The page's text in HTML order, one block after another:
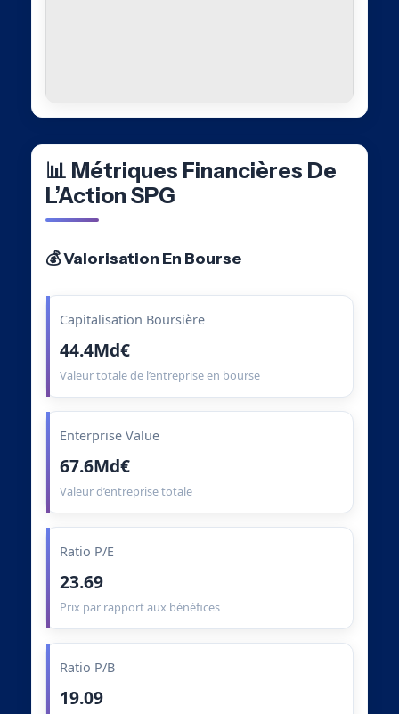
📊 Métriques Financières De
L’Action SPG
💰 Valorisation En Bourse
Capitalisation Boursière
44.4Md€
Valeur totale de l’entreprise en bourse
Enterprise Value
67.6Md€
Valeur d’entreprise totale
Ratio P/E
23.69
Prix par rapport aux bénéfices
Ratio P/B
19.09